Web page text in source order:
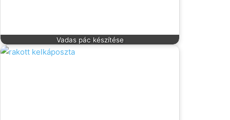
Vadas pác készítése